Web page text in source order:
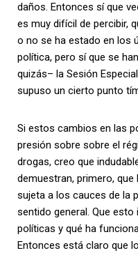
daños. Entonces sí que
es muy difícil de percibir,
o no se ha estado en los
política, pero sí que se
quizás– la Sesión
supuso un cierto punto
Si estos cambios en las
presión sobre sobre el
drogas, creo que
demuestran, primero,
sujeta a los cauces de la
sentido general. Que esto
políticas y qué ha
Entonces está claro que